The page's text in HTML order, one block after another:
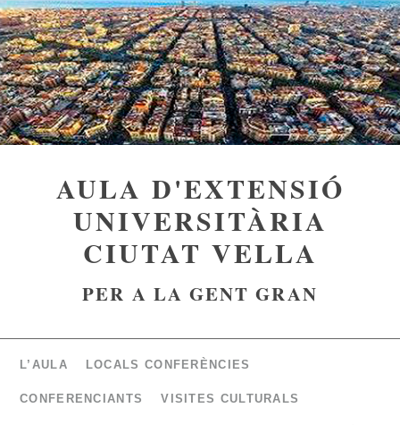
AULA D'EXTENSIÓ
UNIVERSITÀRIA
CIUTAT VELLA
PER A LA GENT GRAN
L’AULA LOCALS CONFERÈNCIES
CONFERENCIANTS VISITES CULTURALS